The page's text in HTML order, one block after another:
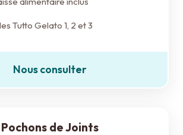
Tutto Gelato 1, 2 et 3
Nous consulter
Pochons de Joints